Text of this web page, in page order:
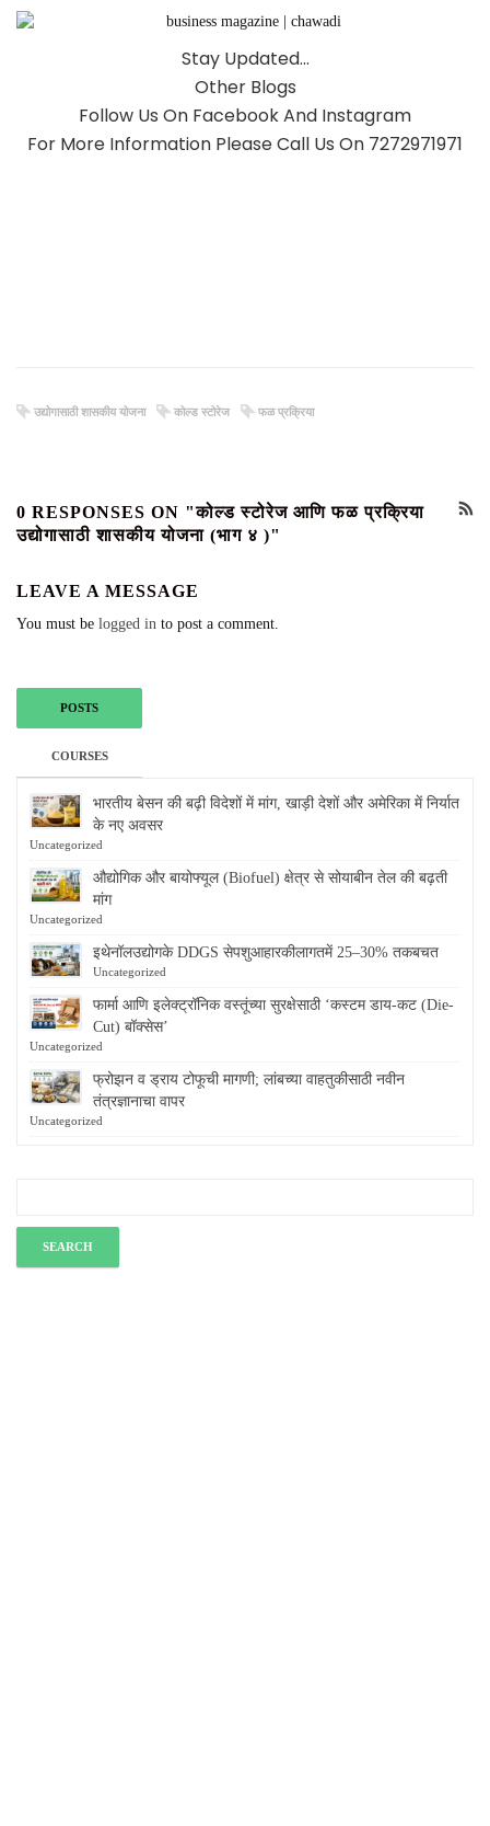
Stay Updated…
OtherBlogs
Follow Us On FacebookAnd Instagram
For More Information Please Call Us On 7272971971
उद्योगासाठी शासकीय योजना कोल्ड स्टोरेज फळ प्रक्रिया
0 RESPONSES ON "कोल्ड स्टोरेज आणि फळ प्रक्रिया
उद्योगासाठी शासकीय योजना (भाग ४ )"
LEAVE A MESSAGE
You must be logged in to post a comment.
POSTS
COURSES
भारतीय बेसन की बढ़ी विदेशों में मांग, खाड़ी देशों और अमेरिका में निर्यात
के नए अवसर
Uncategorized
औद्योगिक और बायोफ्यूल (Biofuel) क्षेत्र से सोयाबीन तेल की बढ़ती
मांग
Uncategorized
इथेनॉलउद्योगके DDGS सेपशुआहारकीलागतमें 25–30% तकबचत
Uncategorized
फार्मा आणि इलेक्ट्रॉनिक वस्तूंच्या सुरक्षेसाठी ‘कस्टम डाय-कट (Die-
Cut) बॉक्सेस’
Uncategorized
फ्रोझन व ड्राय टोफूची मागणी; लांबच्या वाहतुकीसाठी नवीन
तंत्रज्ञानाचा वापर
Uncategorized